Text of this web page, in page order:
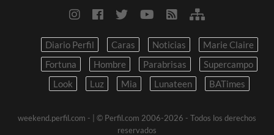
Diario Perfil Caras Noticias
Marie Claire
Fortuna
Hombre Parabrisas
Supercampo
Look
Luz Mia Lunateen BATimes
weekend.perfil.com -
| © Perfil.com 2006-2026 - Todos los derechos
reservados